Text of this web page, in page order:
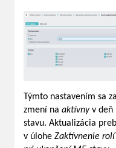
Týmto nastavením sa
zmení na aktívnyv deň
stavu. Aktualizácia
v úlohe Zaktívnenie rolí